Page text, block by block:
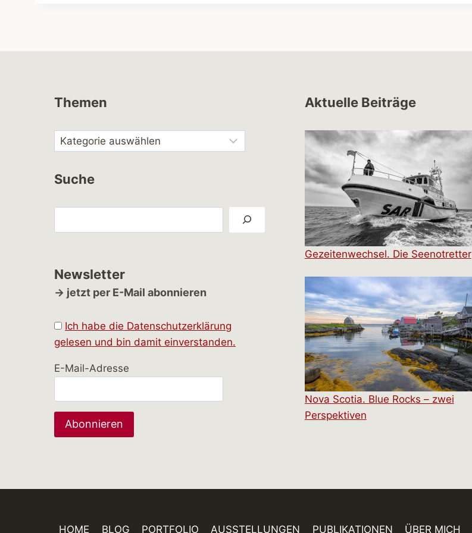
Themen
Suche
Newsletter
→ jetzt per E-Mail abonnieren
Ich habe die Datenschutzerklärung
gelesen und bin damit einverstanden.
E-Mail-Adresse
Aktuelle Beiträge
Gezeitenwechsel. Die Seenotretter
Nova Scotia. Blue Rocks – zwei
Perspektiven
HOME BLOG PORTFOLIO AUSSTELLUNGEN PUBLIKATIONEN ÜBER MICH